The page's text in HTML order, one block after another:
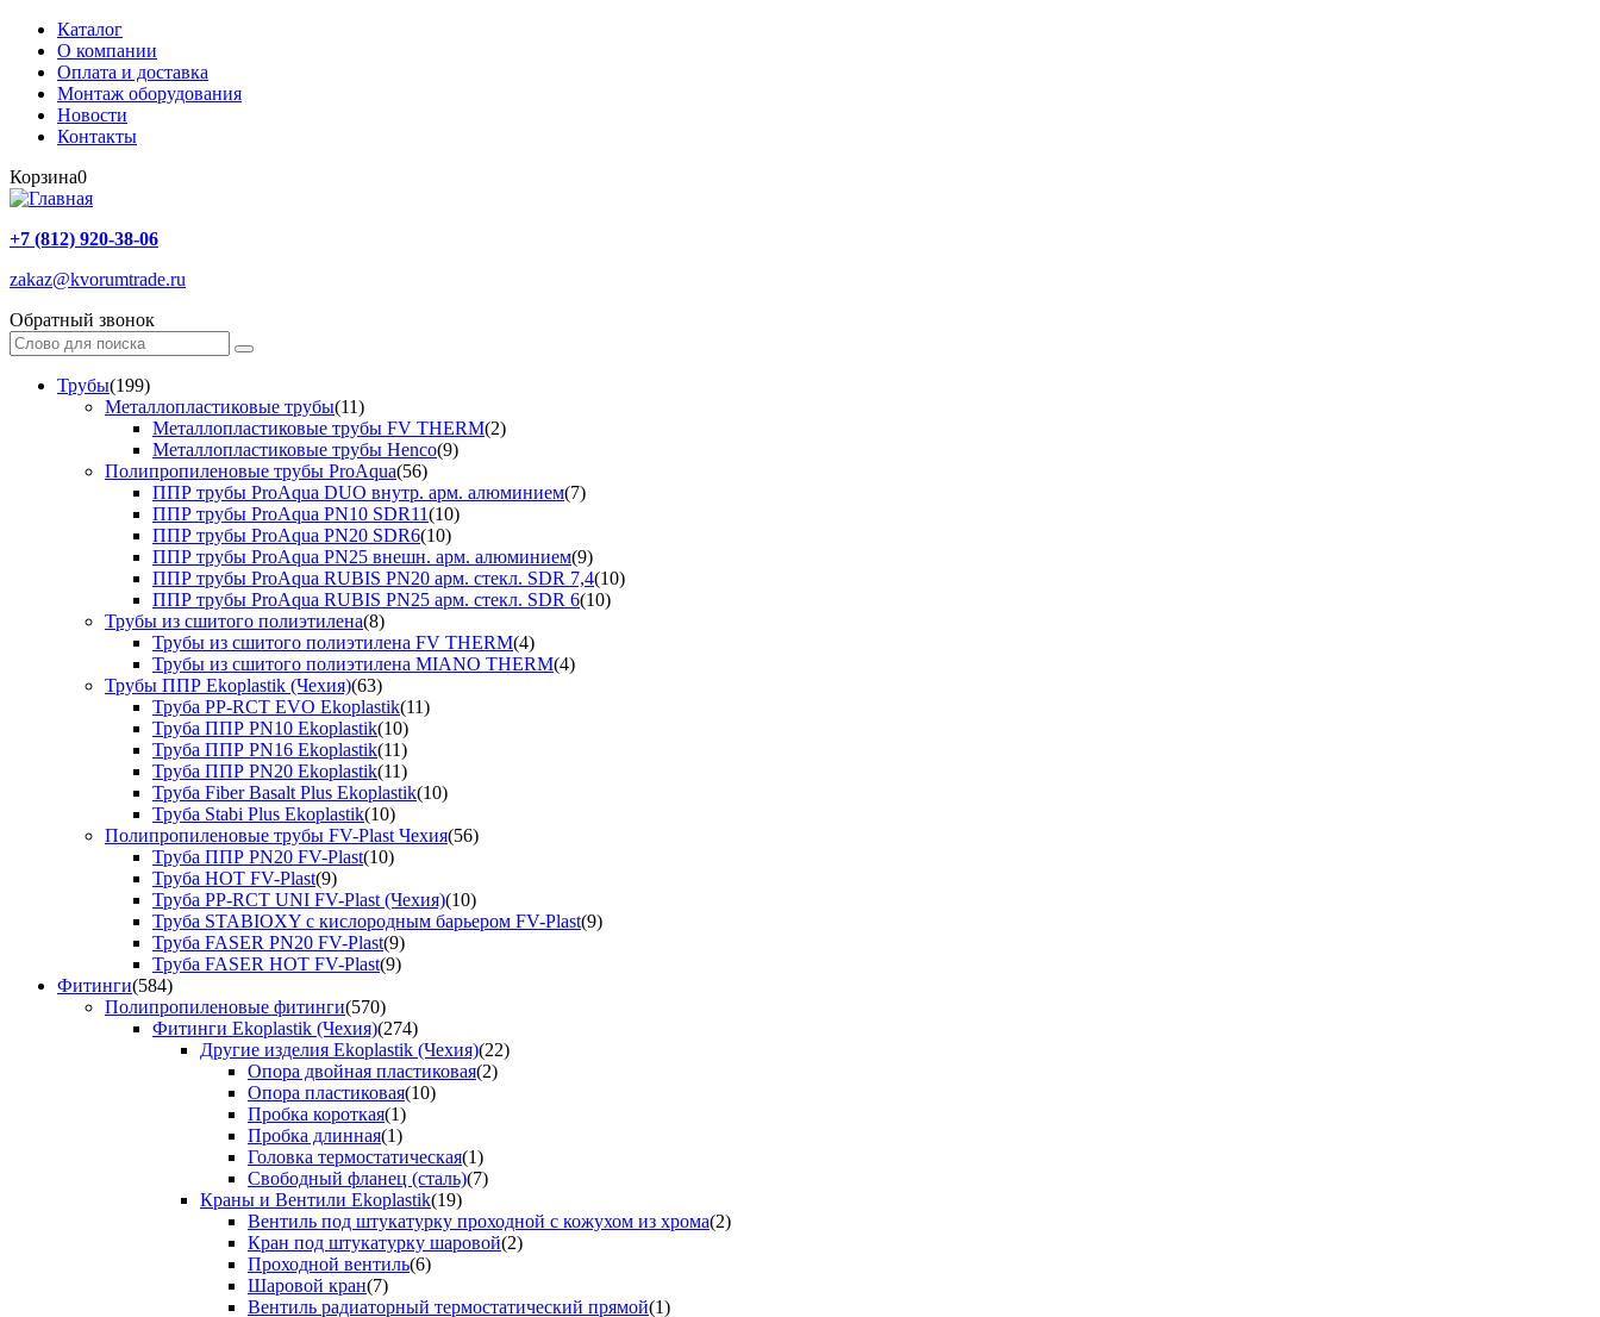
Каталог
О компании
Оплата и доставка
Монтаж оборудования
Новости
Контакты
Корзина0
+7 (812) 920-38-06
zakaz@kvorumtrade.ru
Обратный звонок
Трубы(199)
Металлопластиковые трубы(11)
Металлопластиковые трубы FV THERM(2)
Металлопластиковые трубы Henco(9)
Полипропиленовые трубы ProAqua(56)
ППР трубы ProAqua DUO внутр. арм. алюминием(7)
ППР трубы ProAqua PN10 SDR11(10)
ППР трубы ProAqua PN20 SDR6(10)
ППР трубы ProAqua PN25 внешн. арм. алюминием(9)
ППР трубы ProAqua RUBIS PN20 арм. стекл. SDR 7,4(10)
ППР трубы ProAqua RUBIS PN25 арм. стекл. SDR 6(10)
Трубы из сшитого полиэтилена(8)
Трубы из сшитого полиэтилена FV THERM(4)
Трубы из сшитого полиэтилена MIANO THERM(4)
Трубы ППР Ekoplastik (Чехия)(63)
Труба PP-RCT EVO Ekoplastik(11)
Труба ППР PN10 Ekoplastik(10)
Труба ППР PN16 Ekoplastik(11)
Труба ППР PN20 Ekoplastik(11)
Труба Fiber Basalt Plus Ekoplastik(10)
Труба Stabi Plus Ekoplastik(10)
Полипропиленовые трубы FV-Plast Чехия(56)
Труба ППР PN20 FV-Plast(10)
Труба HOT FV-Plast(9)
Труба PP-RCT UNI FV-Plast (Чехия)(10)
Труба STABIOXY с кислородным барьером FV-Plast(9)
Труба FASER PN20 FV-Plast(9)
Труба FASER HOT FV-Plast(9)
Фитинги(584)
Полипропиленовые фитинги(570)
Фитинги Ekoplastik (Чехия)(274)
Другие изделия Ekoplastik (Чехия)(22)
Опора двойная пластиковая(2)
Опора пластиковая(10)
Пробка короткая(1)
Пробка длинная(1)
Головка термостатическая(1)
Свободный фланец (сталь)(7)
Краны и Вентили Ekoplastik(19)
Вентиль под штукатурку проходной с кожухом из хрома(2)
Кран под штукатурку шаровой(2)
Проходной вентиль(6)
Шаровой кран(7)
Вентиль радиаторный термостатический прямой(1)